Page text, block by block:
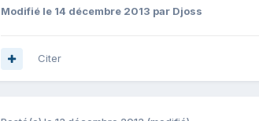
Modifié le 14 décembre 2013 par Djoss
Citer